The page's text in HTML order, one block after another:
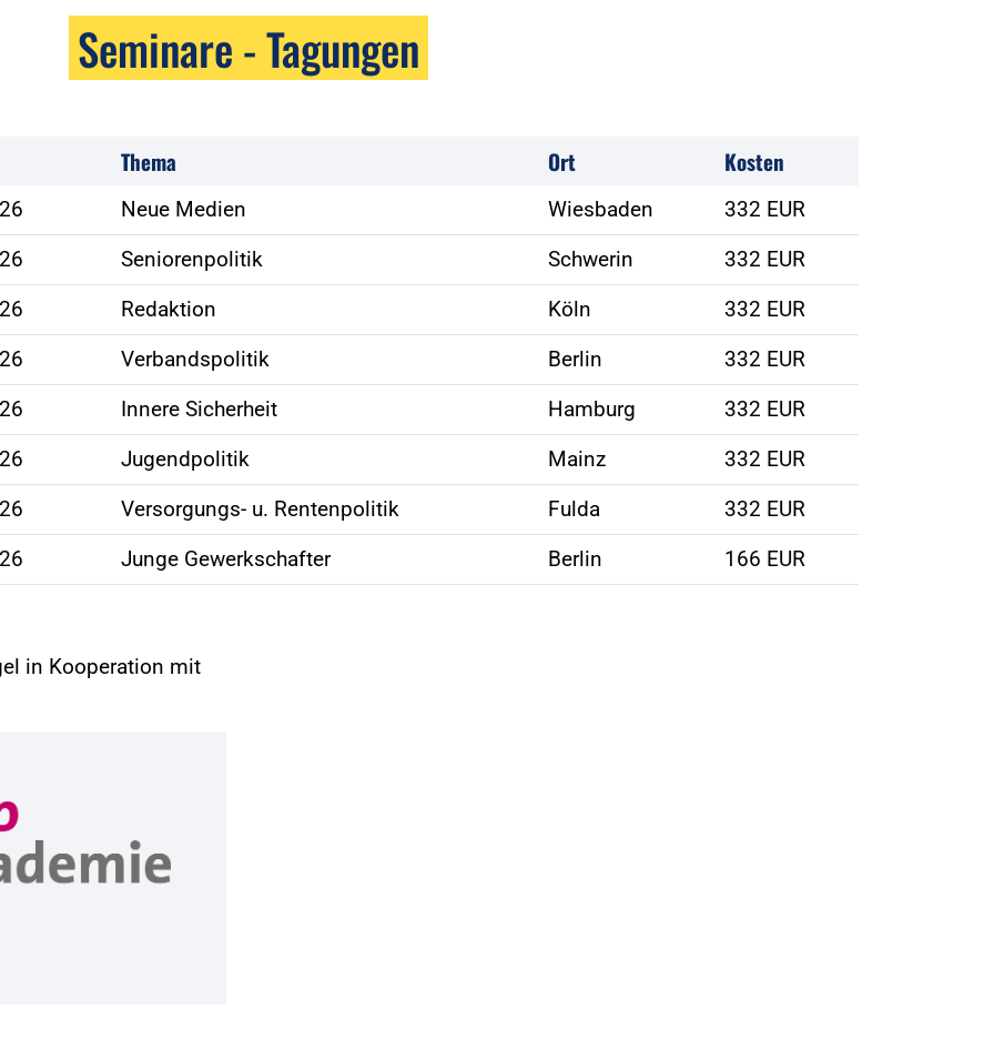
Seminare - Tagungen
Thema Ort Kosten
Neue Medien Wiesbaden
332 EUR
Seniorenpolitik Schwerin
332 EUR
Redaktion Köln
332 EUR
Verbandspolitik Berlin
332 EUR
Innere Sicherheit Hamburg
332 EUR
Jugendpolitik Mainz
332 EUR
Versorgungs- u. Rentenpolitik Fulda
332 EUR
Junge Gewerkschafter Berlin 166 EUR
in Kooperation mit